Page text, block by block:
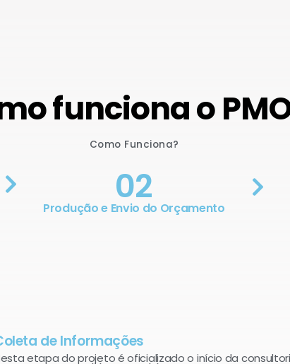
funciona o
Como Funciona?
02
Produção e Envio do Orçamento
de Informações
etapa do projeto é oficializado o início da